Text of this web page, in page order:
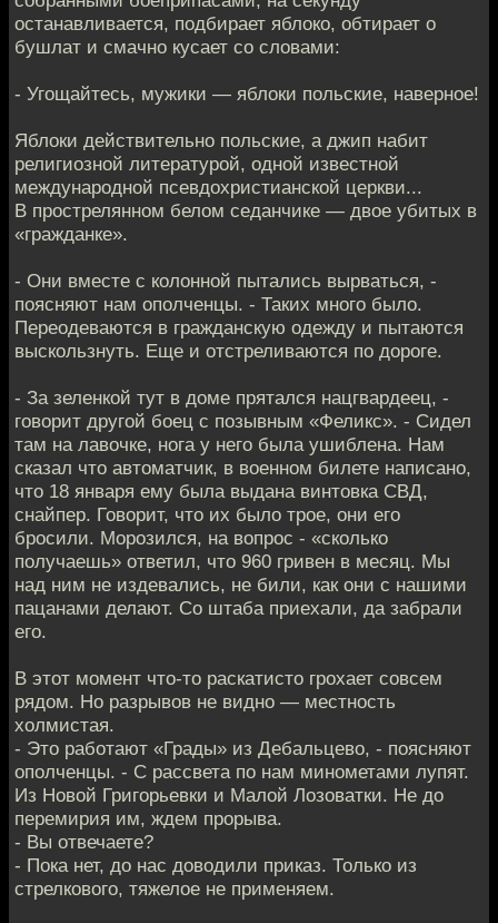
останавливается, подбирает яблоко, обтирает о
бушлат и смачно кусает со словами:
- Угощайтесь, мужики — яблоки польские, наверное!
Яблоки действительно польские, а джип набит
религиозной литературой, одной известной
международной псевдохристианской церкви...
В прострелянном белом седанчике — двое убитых в
«гражданке».
- Они вместе с колонной пытались вырваться, -
поясняют нам ополченцы. - Таких много было.
Переодеваются в гражданскую одежду и пытаются
выскользнуть. Еще и отстреливаются по дороге.
- За зеленкой тут в доме прятался нацгвардеец, -
говорит другой боец с позывным «Феликс». - Сидел
там на лавочке, нога у него была ушиблена. Нам
сказал что автоматчик, в военном билете написано,
что 18 января ему была выдана винтовка СВД,
снайпер. Говорит, что их было трое, они его
бросили. Морозился, на вопрос - «сколько
получаешь» ответил, что 960 гривен в месяц. Мы
над ним не издевались, не били, как они с нашими
пацанами делают. Со штаба приехали, да забрали
его.
В этот момент что-то раскатисто грохает совсем
рядом. Но разрывов не видно — местность
холмистая.
- Это работают «Грады» из Дебальцево, - поясняют
ополченцы. - С рассвета по нам минометами лупят.
Из Новой Григорьевки и Малой Лозоватки. Не до
перемирия им, ждем прорыва.
- Вы отвечаете?
- Пока нет, до нас доводили приказ. Только из
стрелкового, тяжелое не применяем.